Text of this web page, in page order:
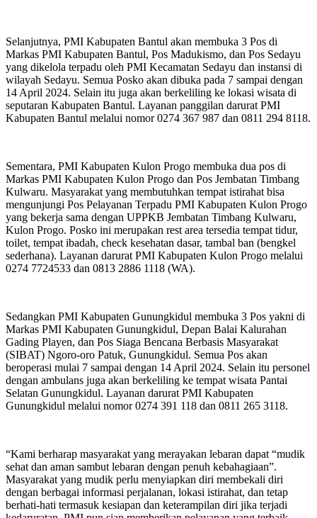
Selanjutnya, PMI Kabupaten Bantul akan membuka 3 Pos di
Markas PMI Kabupaten Bantul, Pos Madukismo, dan Pos Sedayu
yang dikelola terpadu oleh PMI Kecamatan Sedayu dan instansi di
wilayah Sedayu. Semua Posko akan dibuka pada 7 sampai dengan
14 April 2024. Selain itu juga akan berkeliling ke lokasi wisata di
seputaran Kabupaten Bantul. Layanan panggilan darurat PMI
Kabupaten Bantul melalui nomor 0274 367 987 dan 0811 294 8118.
Sementara, PMI Kabupaten Kulon Progo membuka dua pos di
Markas PMI Kabupaten Kulon Progo dan Pos Jembatan Timbang
Kulwaru. Masyarakat yang membutuhkan tempat istirahat bisa
mengunjungi Pos Pelayanan Terpadu PMI Kabupaten Kulon Progo
yang bekerja sama dengan UPPKB Jembatan Timbang Kulwaru,
Kulon Progo. Posko ini merupakan rest area tersedia tempat tidur,
toilet, tempat ibadah, check kesehatan dasar, tambal ban (bengkel
sederhana). Layanan darurat PMI Kabupaten Kulon Progo melalui
0274 7724533 dan 0813 2886 1118 (WA).
Sedangkan PMI Kabupaten Gunungkidul membuka 3 Pos yakni di
Markas PMI Kabupaten Gunungkidul, Depan Balai Kalurahan
Gading Playen, dan Pos Siaga Bencana Berbasis Masyarakat
(SIBAT) Ngoro-oro Patuk, Gunungkidul. Semua Pos akan
beroperasi mulai 7 sampai dengan 14 April 2024. Selain itu personel
dengan ambulans juga akan berkeliling ke tempat wisata Pantai
Selatan Gunungkidul. Layanan darurat PMI Kabupaten
Gunungkidul melalui nomor 0274 391 118 dan 0811 265 3118.
“Kami berharap masyarakat yang merayakan lebaran dapat “mudik
sehat dan aman sambut lebaran dengan penuh kebahagiaan”.
Masyarakat yang mudik perlu menyiapkan diri membekali diri
dengan berbagai informasi perjalanan, lokasi istirahat, dan tetap
berhati-hati termasuk kesiapan dan keterampilan diri jika terjadi